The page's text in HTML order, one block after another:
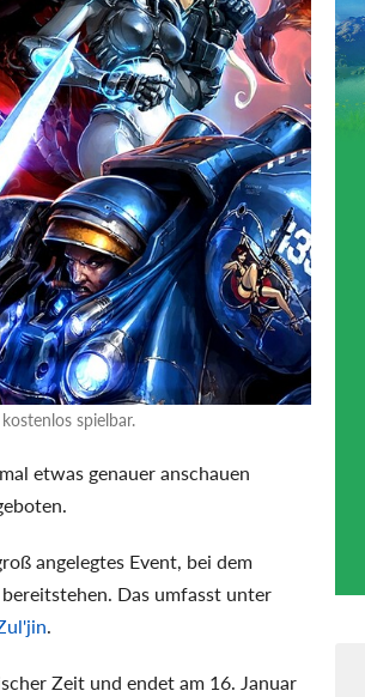
spielbar.
etwas genauer anschauen
angelegtes Event, bei dem
Das umfasst unter
.
Zeit und endet am 16. Januar